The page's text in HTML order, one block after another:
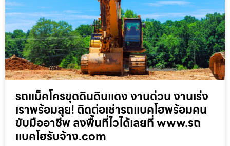
รถแม็คโครขุดดินดินแดง งานด่วน งานเร่ง
เราพร้อมลุย! ติดต่อเช่ารถแบคโฮพร้อมคน
ขับมืออาชีพ ลงพื้นที่ไวได้เลยที่ www.รถ
แบคโฮรับจ้าง.com